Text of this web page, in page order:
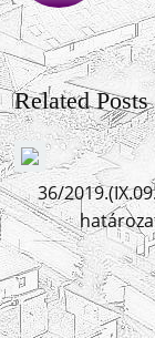
Related Posts
36/